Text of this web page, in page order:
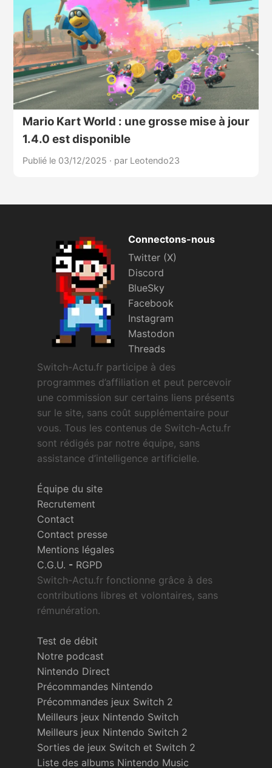
Mario Kart World : une grosse mise à jour
1.4.0 est disponible
Publié le 03/12/2025 · par Leotendo23
Connectons-nous
Twitter (X)
Discord
BlueSky
Facebook
Instagram
Mastodon
Threads
Switch-Actu.fr participe à des
programmes d’affiliation et peut percevoir
une commission sur certains liens présents
sur le site, sans coût supplémentaire pour
vous. Tous les contenus de Switch-Actu.fr
sont rédigés par notre équipe, sans
assistance d’intelligence artificielle.
Équipe du site
Recrutement
Contact
Contact presse
Mentions légales
C.G.U. - RGPD
Switch-Actu.fr fonctionne grâce à des
contributions libres et volontaires, sans
rémunération.
Test de débit
Notre podcast
Nintendo Direct
Précommandes Nintendo
Précommandes jeux Switch 2
Meilleurs jeux Nintendo Switch
Meilleurs jeux Nintendo Switch 2
Sorties de jeux Switch et Switch 2
Liste des albums Nintendo Music